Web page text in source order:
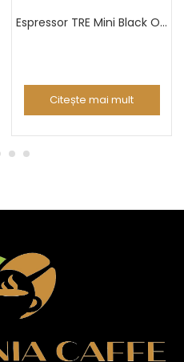
Espressor TRE Mini Black Oak
Citește mai mult